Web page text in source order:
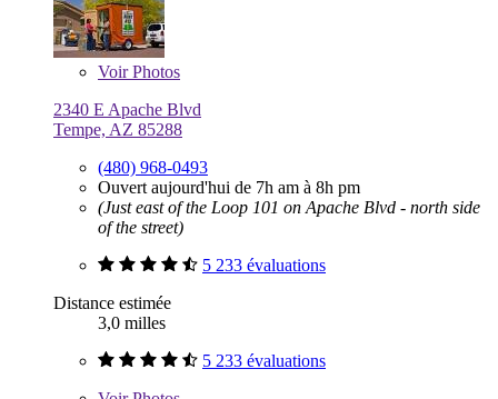
VoirPhotos
2340 E Apache Blvd
Tempe, AZ 85288
(480) 968-0493
Ouvert aujourd'hui de 7h am à 8h pm
(Just east of the Loop 101 on Apache Blvd - north side
of the street)
5 233 évaluations
Distance estimée
3,0 milles
5 233 évaluations